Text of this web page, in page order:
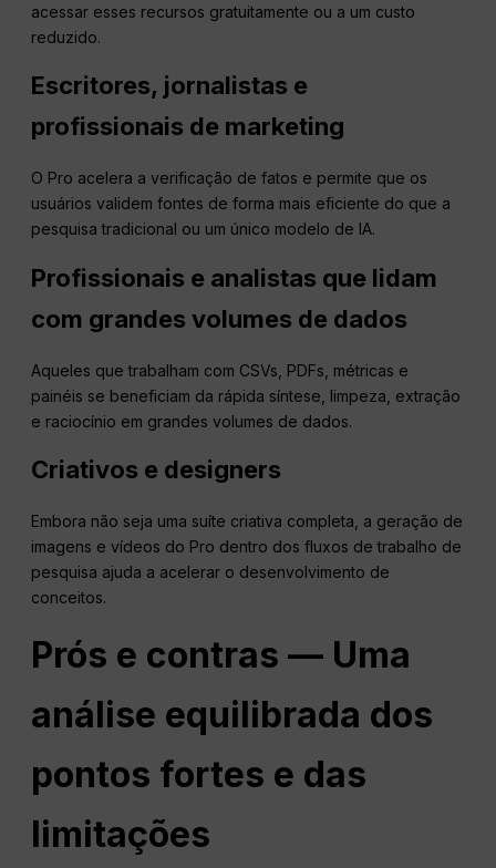
acessar esses recursos gratuitamente ou a um custo
reduzido.
Escritores, jornalistas e
profissionais de marketing
O Pro acelera a verificação de fatos e permite que os
usuários validem fontes de forma mais eficiente do que a
pesquisa tradicional ou um único modelo de IA.
Profissionais e analistas que lidam
com grandes volumes de dados
Aqueles que trabalham com CSVs, PDFs, métricas e
painéis se beneficiam da rápida síntese, limpeza, extração
e raciocínio em grandes volumes de dados.
Criativos e designers
Embora não seja uma suíte criativa completa, a geração de
imagens e vídeos do Pro dentro dos fluxos de trabalho de
pesquisa ajuda a acelerar o desenvolvimento de
conceitos.
Prós e contras — Uma
análise equilibrada dos
pontos fortes e das
limitações